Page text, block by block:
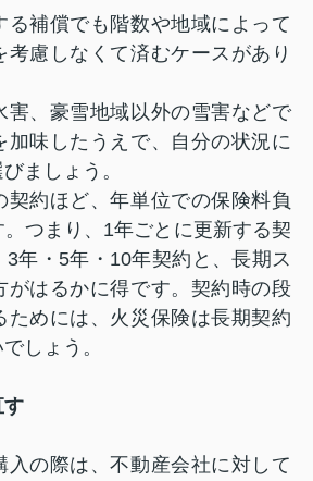
る補償でも階数や地域によって
考慮しなくて済むケースがあり
害、豪雪地域以外の雪害などで
加味したうえで、自分の状況に
ましょう。
契約ほど、年単位での保険料負
つまり、1年ごとに更新する契
年・5年・10年契約と、長期ス
がはるかに得です。契約時の段
ためには、火災保険は長期契約
しょう。
す
入の際は、不動産会社に対して